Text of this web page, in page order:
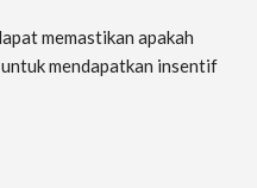
memastikan apakah
mendapatkan insentif